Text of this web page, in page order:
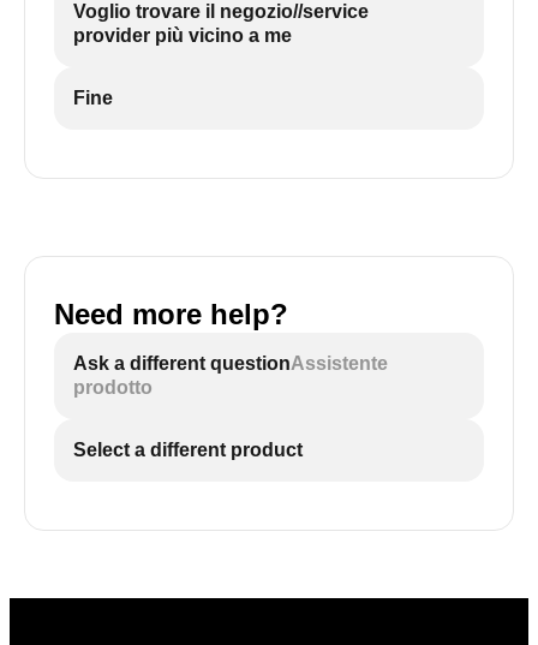
Voglio trovare il negozio//service
provider più vicino a me
Fine
Need more help?
Ask a different questionAssistente
prodotto
Select a different product